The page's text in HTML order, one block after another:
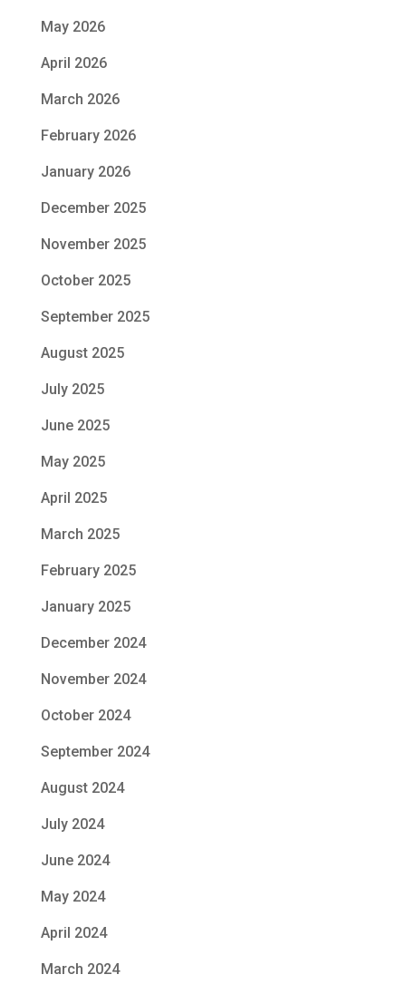
May 2026
April 2026
March 2026
February 2026
January 2026
December 2025
November 2025
October 2025
September 2025
August 2025
July 2025
June 2025
May 2025
April 2025
March 2025
February 2025
January 2025
December 2024
November 2024
October 2024
September 2024
August 2024
July 2024
June 2024
May 2024
April 2024
March 2024